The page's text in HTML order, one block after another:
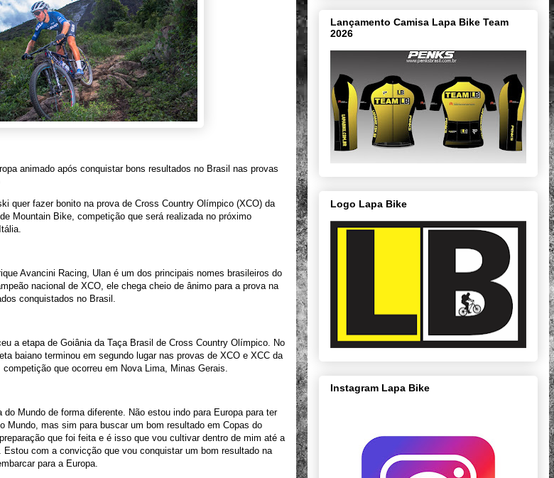
animado após conquistar bons resultados no Brasil nas provas
quer fazer bonito na prova de Cross Country Olímpico (XCO) da
Mountain Bike, competição que será realizada no próximo
Avancini Racing, Ulan é um dos principais nomes brasileiros do
nacional de XCO, ele chega cheio de ânimo para a prova na
conquistados no Brasil.
a etapa de Goiânia da Taça Brasil de Cross Country Olímpico. No
baiano terminou em segundo lugar nas provas de XCO e XCC da
que ocorreu em Nova Lima, Minas Gerais.
do Mundo de forma diferente. Não estou indo para Europa para ter
Mundo, mas sim para buscar um bom resultado em Copas do
que foi feita e é isso que vou cultivar dentro de mim até a
Estou com a convicção que vou conquistar um bom resultado na
para a Europa.
Lançamento Camisa Lapa Bike Team
2026
Logo Lapa Bike
Instagram Lapa Bike